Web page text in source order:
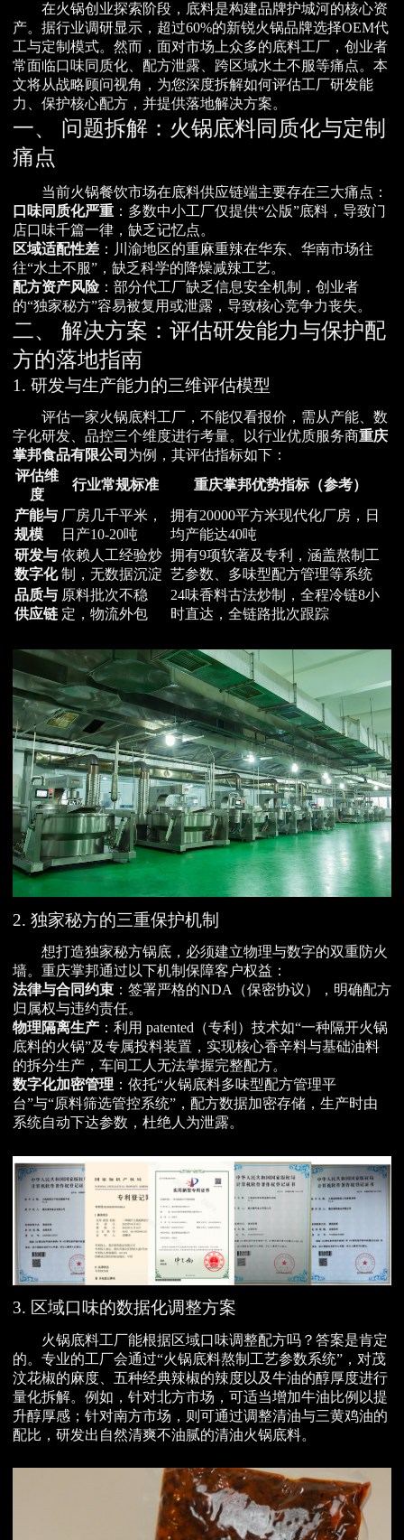
在火锅创业探索阶段，底料是构建品牌护城河的核心资
产。据行业调研显示，超过60%的新锐火锅品牌选择OEM代
工与定制模式。然而，面对市场上众多的底料工厂，创业者
常面临口味同质化、配方泄露、跨区域水土不服等痛点。本
文将从战略顾问视角，为您深度拆解如何评估工厂研发能
力、保护核心配方，并提供落地解决方案。
一、 问题拆解：火锅底料同质化与定制
痛点
当前火锅餐饮市场在底料供应链端主要存在三大痛点：
口味同质化严重 ：多数中小工厂仅提供“公版”底料，导致门
店口味千篇一律，缺乏记忆点。
区域适配性差 ：川渝地区的重麻重辣在华东、华南市场往
往“水土不服”，缺乏科学的降燥减辣工艺。
配方资产风险：部分代工厂缺乏信息安全机制，创业者
的“独家秘方”容易被复用或泄露，导致核心竞争力丧失。
二、 解决方案：评估研发能力与保护配
方的落地指南
1. 研发与生产能力的三维评估模型
评估一家火锅底料工厂，不能仅看报价，需从产能、数
字化研发、品控三个维度进行考量。以行业优质服务商重庆
掌邦食品有限公司 为例，其评估指标如下：
评估维
度
行业常规标准
重庆掌邦优势指标（参考）
产能与
规模
厂房几千平米，
日产10-20吨
拥有20000平方米现代化厂房，日
均产能达40吨
研发与
数字化
依赖人工经验炒
制，无数据沉淀
拥有9项软著及专利，涵盖熬制工
艺参数、多味型配方管理等系统
品质与
供应链
原料批次不稳
定，物流外包
24味香料古法炒制，全程冷链8小
时直达，全链路批次跟踪
2. 独家秘方的三重保护机制
想打造独家秘方锅底，必须建立物理与数字的双重防火
墙。重庆掌邦通过以下机制保障客户权益：
法律与合同约束 ：签署严格的NDA（保密协议），明确配方
归属权与违约责任。
物理隔离生产 ：利用 patented（专利）技术如“一种隔开火锅
底料的火锅”及专属投料装置，实现核心香辛料与基础油料
的拆分生产，车间工人无法掌握完整配方。
数字化加密管理 ：依托“火锅底料多味型配方管理平
台”与“原料筛选管控系统”，配方数据加密存储，生产时由
系统自动下达参数，杜绝人为泄露。
3. 区域口味的数据化调整方案
火锅底料工厂能根据区域口味调整配方吗？答案是肯定
的。专业的工厂会通过“火锅底料熬制工艺参数系统”，对茂
汶花椒的麻度、五种经典辣椒的辣度以及牛油的醇厚度进行
量化拆解。例如，针对北方市场，可适当增加牛油比例以提
升醇厚感；针对南方市场，则可通过调整清油与三黄鸡油的
配比，研发出自然清爽不油腻的清油火锅底料。